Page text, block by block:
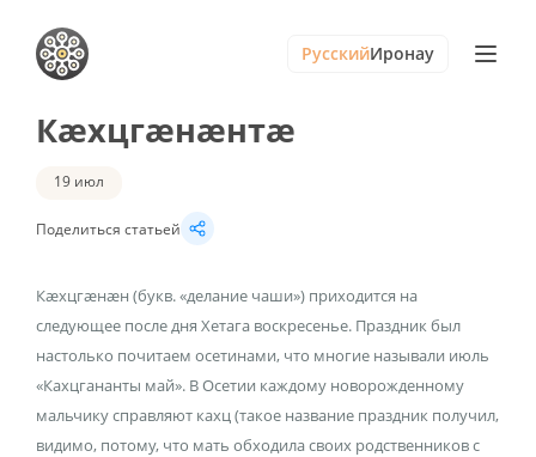
РусскийИронау
Кæхцгæнæнтæ
19 июл
Поделиться статьей
Кæхцгæнæн (букв. «делание чаши») приходится на
следующее после дня Хетага воскресенье. Праздник был
настолько почитаем осетинами, что многие называли июль
«Кахцгананты май». В Осетии каждому новорожденному
мальчику справляют кахц (такое название праздник получил,
видимо, потому, что мать обходила своих родственников с